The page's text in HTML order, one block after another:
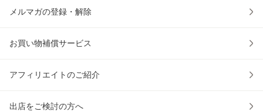
メルマガの登録・解除
お買い物補償サービス
アフィリエイトのご紹介
出店をご検討の方へ